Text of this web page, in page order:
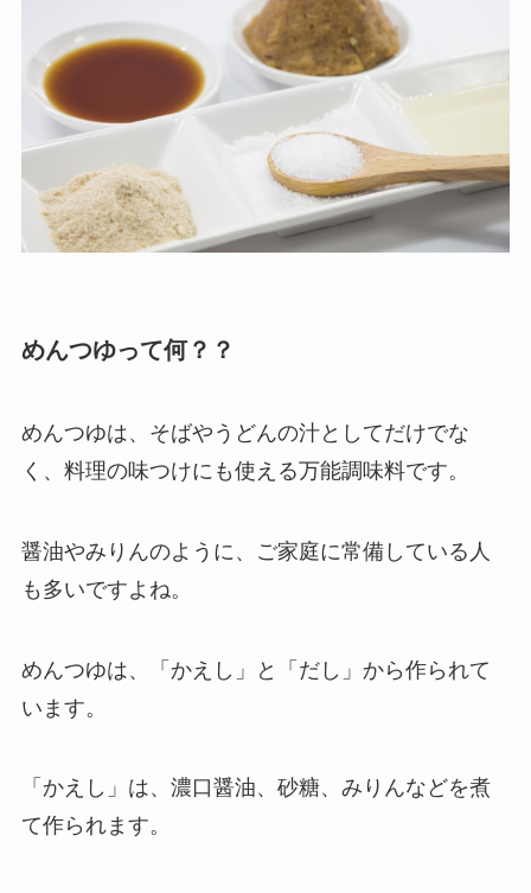
めんつゆって何？？
めんつゆは、そばやうどんの汁としてだけでな
く、料理の味つけにも使える万能調味料です。
醤油やみりんのように、ご家庭に常備している人
も多いですよね。
めんつゆは、「かえし」と「だし」から作られて
います。
「かえし」は、濃口醤油、砂糖、みりんなどを煮
て作られます。